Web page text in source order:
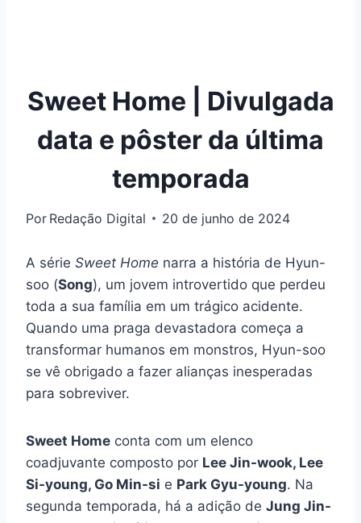
Sweet Home | Divulgada
data e pôster da última
temporada
Por Redação Digital 20 de junho de 2024
A série Sweet Home narra a história de Hyun-
soo (Song), um jovem introvertido que perdeu
toda a sua família em um trágico acidente.
Quando uma praga devastadora começa a
transformar humanos em monstros, Hyun-soo
se vê obrigado a fazer alianças inesperadas
para sobreviver.
Sweet Home conta com um elenco
coadjuvante composto por Lee Jin-wook, Lee
Si-young, Go Min-si e Park Gyu-young. Na
segunda temporada, há a adição de Jung Jin-